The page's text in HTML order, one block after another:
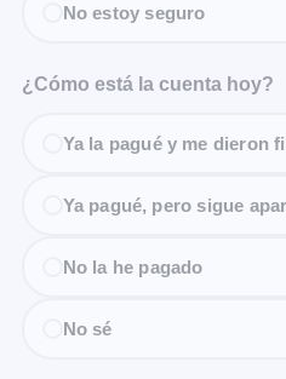
No estoy seguro
¿Cómo está la cuenta hoy?
Ya la pagué y me dieron
Ya pagué, pero sigue
No la he pagado
No sé